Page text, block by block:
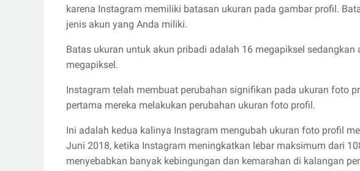
karena Instagram memiliki batasan ukuran pada gambar profil.
jenis akun yang Anda miliki.
Batas ukuran untuk akun pribadi adalah 16 megapiksel
megapiksel.
Instagram telah membuat perubahan signifikan pada ukuran foto
pertama mereka melakukan perubahan ukuran foto profil.
Ini adalah kedua kalinya Instagram mengubah ukuran foto profil
Juni 2018, ketika Instagram meningkatkan lebar maksimum dari
menyebabkan banyak kebingungan dan kemarahan di kalangan